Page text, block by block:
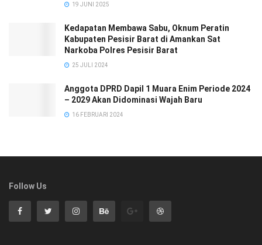
19 JUNI 2025
Kedapatan Membawa Sabu, Oknum Peratin
Kabupaten Pesisir Barat di Amankan Sat
Narkoba Polres Pesisir Barat
25 JULI 2024
Anggota DPRD Dapil 1 Muara Enim Periode 2024
– 2029 Akan Didominasi Wajah Baru
16 FEBRUARI 2024
Follow Us